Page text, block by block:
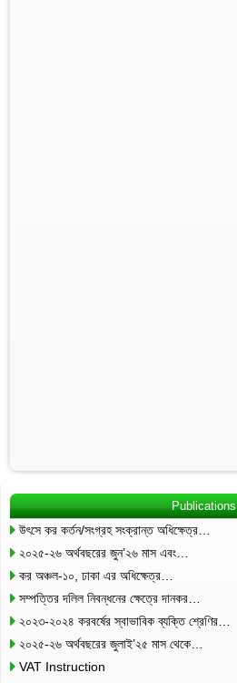
Publications
উৎসে কর কর্তন/সংগ্রহ সংক্রান্ত অধিক্ষেত্র…
২০২৫-২৬ অর্থবছরের জুন’২৬ মাস এবং…
কর অঞ্চল-১০, ঢাকা এর অধিক্ষেত্র…
সম্পত্তির দলিল নিবন্ধনের ক্ষেত্রে দানকর…
২০২৩-২০২৪ করবর্ষের স্বাভাবিক ব্যক্তি শ্রেণির…
২০২৫-২৬ অর্থবছরের জুলাই’২৫ মাস থেকে…
VAT Instruction